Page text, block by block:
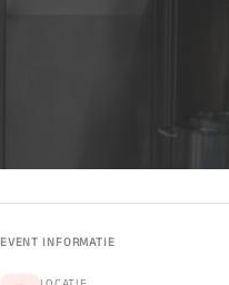
EVENT INFORMATIE